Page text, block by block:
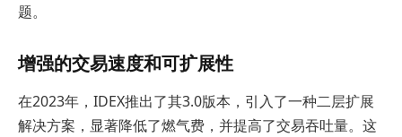
题。
增强的交易速度和可扩展性
在2023年，IDEX推出了其3.0版本，引入了一种二层扩展
解决方案，显著降低了燃气费，并提高了交易吞吐量。这